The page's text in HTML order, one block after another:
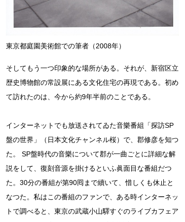
東京都庭園美術館での筆者（2008年）
そしてもう一つ印象的な場所がある。それが、新宿区立
歴史博物館の常設展にある文化住宅の再現である。初め
て訪れたのは、今から約9年半前のことである。
インターネットでも放送されてゐた音樂番組「探訪SP
盤の世界」（日本文化チャンネル桜）で、郡修彦を知つ
た。 SP盤時代の音樂について郡が一曲ごとに詳細な解
説をして、復刻音源を掛けるといふ眞面目な番組だつ
た。30分の番組が第90囘まで續いて、惜しくも休止と
なつた。私はこの番組のファンで、ある時インターネッ
トで調べると、東京の武蔵小山驛すぐのライブカフェア